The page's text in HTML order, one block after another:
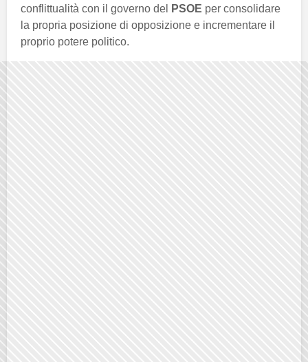
conflittualità con il governo del
PSOE per consolidare
la propria posizione di opposizione e incrementare il
proprio potere politico.